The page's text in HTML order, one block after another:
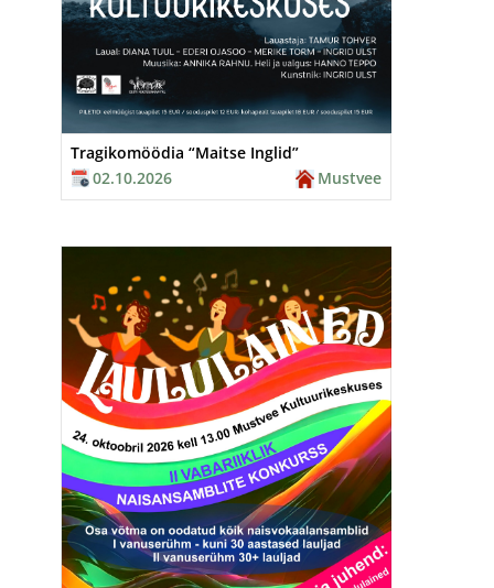
Tragikomöödia “Maitse Inglid”
02.10.2026
Mustvee